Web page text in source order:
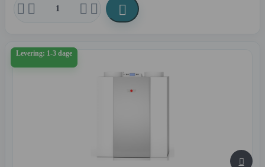
    
Levering: 1-3 dage
